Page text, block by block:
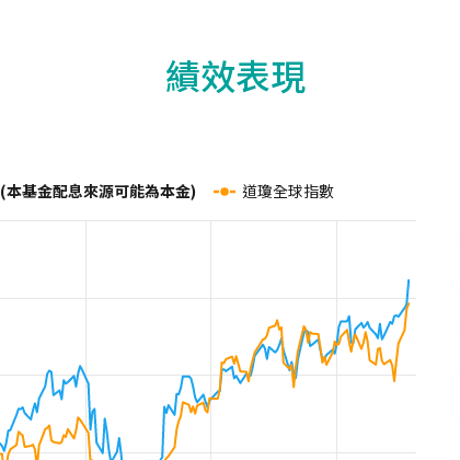
績效表現
(本基金配息來源可能為本金) 道瓊全球指數